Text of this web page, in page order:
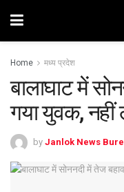
Home मध्य प्रदेश
बालाघाट में
गया युवक, नहीं
by Janlok News